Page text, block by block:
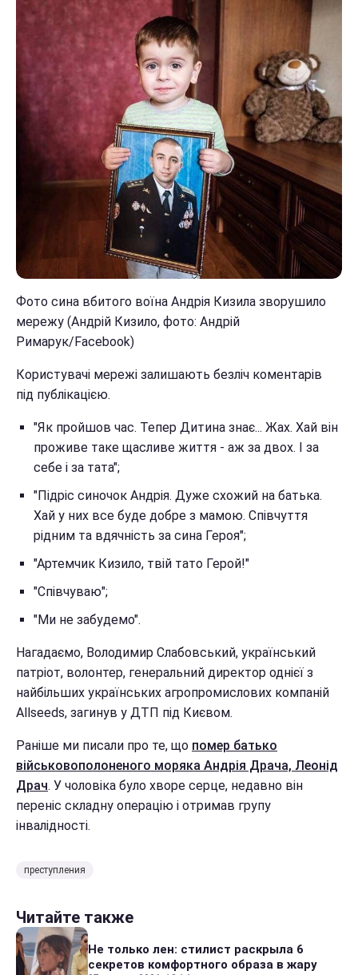
Фото сина вбитого воїна Андрія Кизила зворушило
мережу (Андрій Кизило, фото: Андрій
Римарук/Facebook)
Користувачі мережі залишають безліч коментарів
під публікацією.
"Як пройшов час. Тепер Дитина знає... Жах. Хай він
проживе таке щасливе життя - аж за двох. І за
себе і за тата";
"Підріс синочок Андрія. Дуже схожий на батька.
Хай у них все буде добре з мамою. Співчуття
рідним та вдячність за сина Героя";
"Артемчик Кизило, твій тато Герой!"
"Співчуваю";
"Ми не забудемо".
Нагадаємо, Володимир Слабовський, український
патріот, волонтер, генеральний директор однієї з
найбільших українських агропромислових компаній
Allseeds, загинув у ДТП під Києвом.
Раніше ми писали про те, що помер батько
військовополоненого моряка Андрія Драча, Леонід
Драч. У чоловіка було хворе серце, недавно він
переніс складну операцію і отримав групу
інвалідності.
преступления
Читайте также
Не только лен: стилист раскрыла 6
секретов комфортного образа в жару